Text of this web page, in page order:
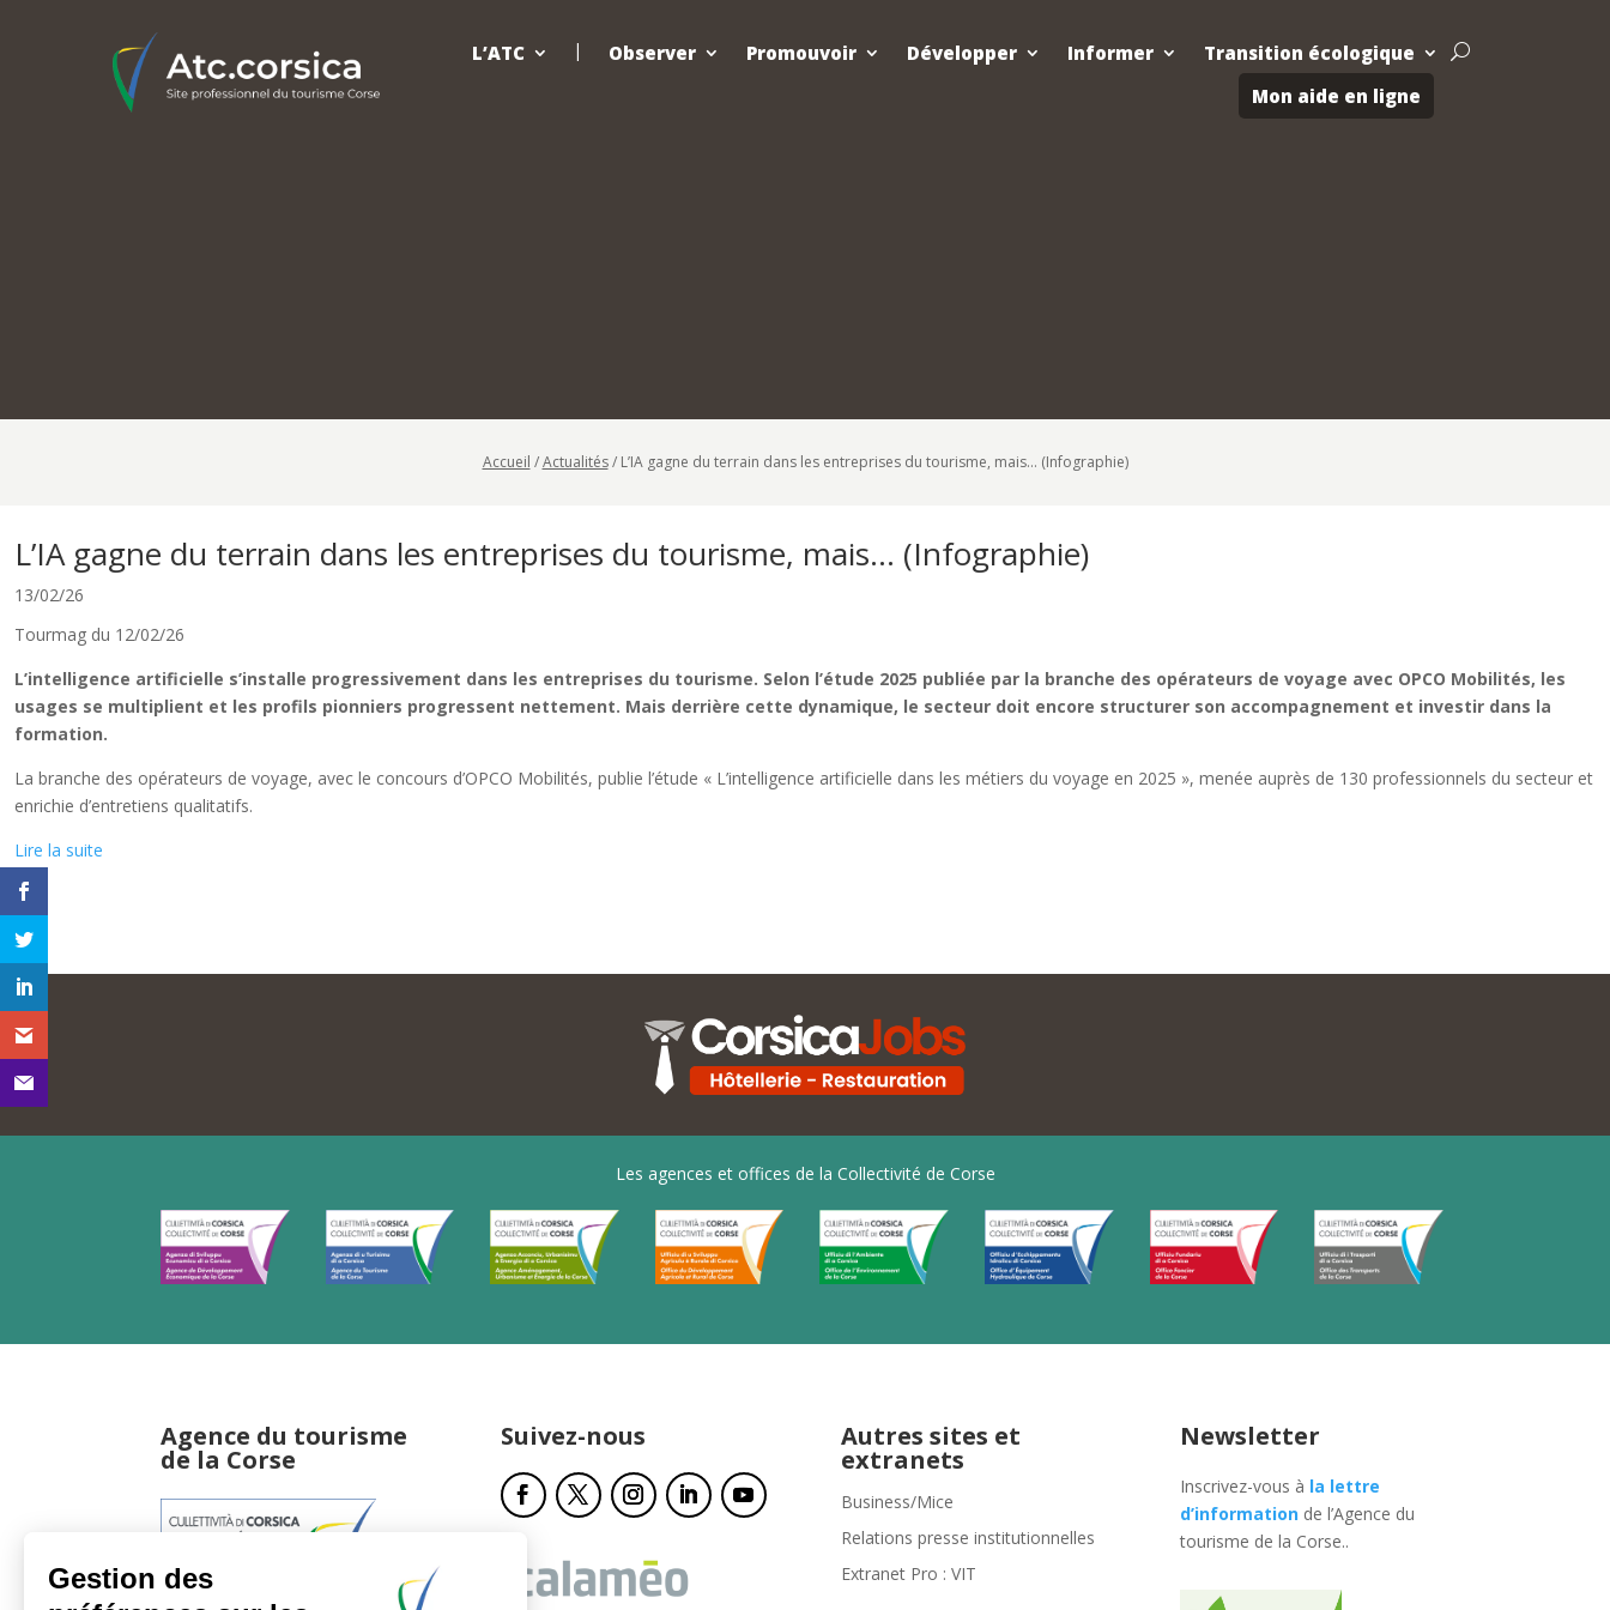
L’ATC Observer Promouvoir Développer Informer
Transition écologique
Mon aide en ligne
U
Accueil /Actualités/ L’IA gagne du terrain dans les entreprises du tourisme, mais… (Infographie)
L’IA gagne du terrain dans les entreprises du tourisme, mais… (Infographie)
13/02/26
Tourmag du 12/02/26
L’intelligence artificielle s’installe progressivement dans les entreprises du tourisme. Selon l’étude 2025 publiée par la branche des opérateurs de voyage avec OPCO Mobilités, les
usages se multiplient et les profils pionniers progressent nettement. Mais derrière cette dynamique, le secteur doit encore structurer son accompagnement et investir dans la
formation.
La branche des opérateurs de voyage, avec le concours d’OPCO Mobilités, publie l’étude « L’intelligence artificielle dans les métiers du voyage en 2025 », menée auprès de 130 professionnels du secteur et
enrichie d’entretiens qualitatifs.
Lire la suite
Les agences et offices de la Collectivité de Corse
Agence du tourisme
de la Corse
Suivez-nous Autres sites et
extranets
Business/Mice
Relations presse institutionnelles
Extranet Pro : VIT
Newsletter
Inscrivez-vous à la lettre
d’information de l’Agence du
tourisme de la Corse..